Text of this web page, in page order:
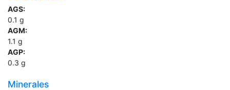
AGS:
0.1 g
AGM:
1.1 g
AGP:
0.3 g
Minerales